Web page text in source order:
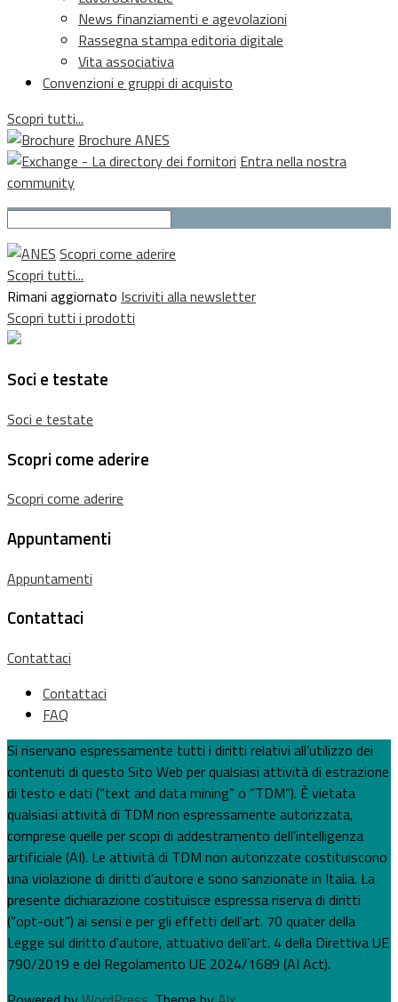
News finanziamenti e agevolazioni
Rassegna stampa editoria digitale
Vita associativa
Convenzioni e gruppi di acquisto
Scopri tutti...
Brochure ANES
Entra nella nostra
community
Scopri come aderire
Scopri tutti...
Rimani aggiornato Iscriviti alla newsletter
Scopri tutti i prodotti
Soci e testate
Soci e testate
Scopri come aderire
Scopri come aderire
Appuntamenti
Appuntamenti
Contattaci
Contattaci
Contattaci
FAQ
Si riservano espressamente tutti i diritti relativi all’utilizzo dei
contenuti di questo Sito Web per qualsiasi attività di estrazione
di testo e dati (“text and data mining” o “TDM”). È vietata
qualsiasi attività di TDM non espressamente autorizzata,
comprese quelle per scopi di addestramento dell’intelligenza
artificiale (AI). Le attività di TDM non autorizzate costituiscono
una violazione di diritti d’autore e sono sanzionate in Italia. La
presente dichiarazione costituisce espressa riserva di diritti
(“opt-out”) ai sensi e per gli effetti dell’art. 70 quater della
Legge sul diritto d'autore, attuativo dell’art. 4 della Direttiva UE
790/2019 e del Regolamento UE 2024/1689 (AI Act).